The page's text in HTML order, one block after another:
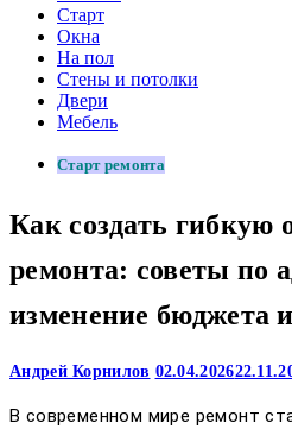
Старт
Окна
На пол
Стены и потолки
Двери
Мебель
Старт ремонта
Как создать гибкую
ремонта: советы по
изменение бюджета
Андрей Корнилов 02.04.2026
В современном мире ремонт